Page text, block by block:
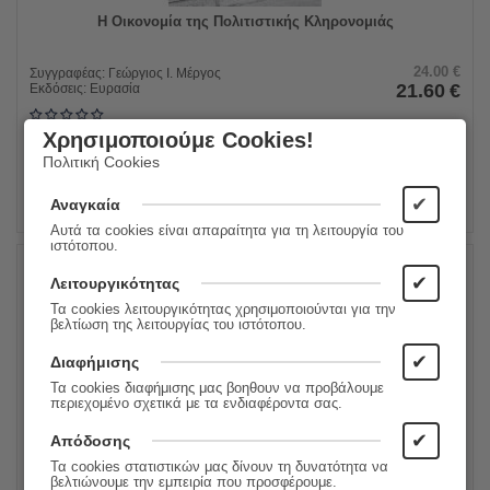
Η Οικονομία της Πολιτιστικής Κληρονομιάς
Συγγραφέας: Γεώργιος Ι. Μέργος
Εκδόσεις: Ευρασία
24.00 €
21.60 €
ΠΡΟΣΘΗΚΗ ΣΤΟ ΚΑΛΑΘΙ
Χρησιμοποιούμε Cookies!
Πολιτική Cookies
Αναγκαία ✔
Αυτά τα cookies είναι απαραίτητα για τη λειτουργία του
ιστότοπου.
Λειτουργικότητας ✔
Τα cookies λειτουργικότητας χρησιμοποιούνται για την
βελτίωση της λειτουργίας του ιστότοπου.
Διαφήμισης ✔
Τα cookies διαφήμισης μας βοηθουν να προβάλουμε
περιεχομένο σχετικά με τα ενδιαφέροντα σας.
Απόδοσης ✔
Τα cookies στατιστικών μας δίνουν τη δυνατότητα να
βελτιώνουμε την εμπειρία που προσφέρουμε.